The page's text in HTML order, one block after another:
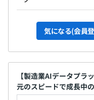
気になる(会員
【製造業AIデータプ
元のスピードで成長中